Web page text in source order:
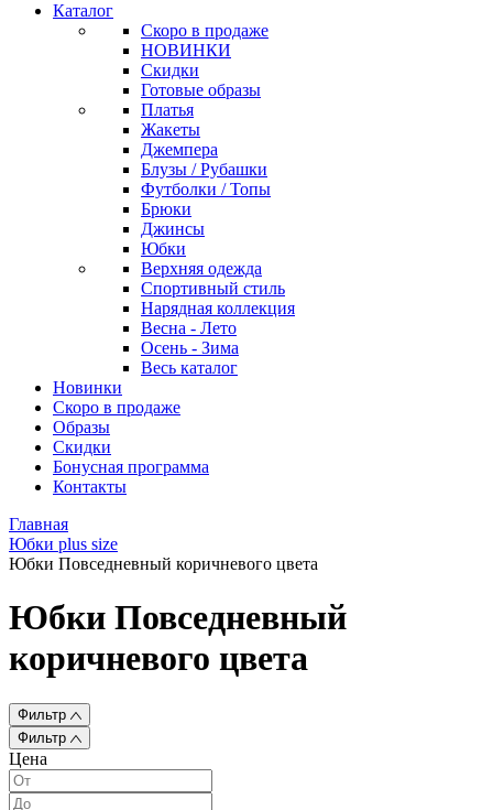
Каталог
Скоро в продаже
НОВИНКИ
Скидки
Готовые образы
Платья
Жакеты
Джемпера
Блузы / Рубашки
Футболки / Топы
Брюки
Джинсы
Юбки
Верхняя одежда
Спортивный стиль
Нарядная коллекция
Весна - Лето
Осень - Зима
Весь каталог
Новинки
Скоро в продаже
Образы
Скидки
Бонусная программа
Контакты
Главная
Юбки plus size
Юбки Повседневный коричневого цвета
Юбки Повседневный
коричневого цвета
Фильтр
Фильтр
Цена